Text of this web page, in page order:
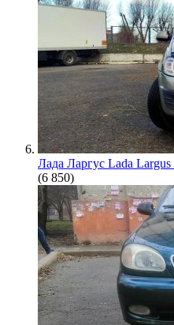
Лада Ларгус Lada
(6 850)